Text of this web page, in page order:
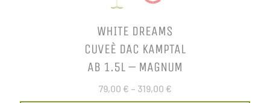
WHITE DREAMS
CUVEÈ DAC KAMPTAL
AB 1.5L – MAGNUM
79,00 € – 319,00 €